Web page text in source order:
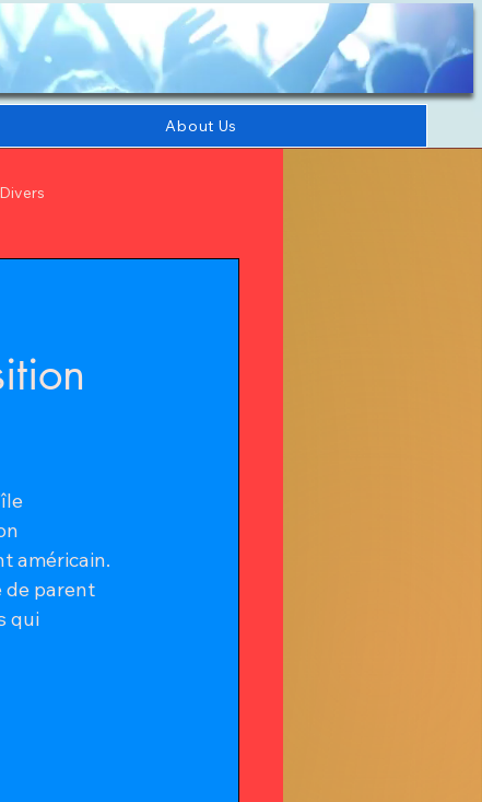
About Us
américain.
de parent
qui